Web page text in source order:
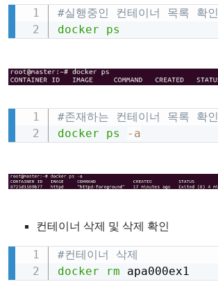
#실행중인 컨테이너 목록 확인
docker
ps
#존재하는 컨테이너 목록 확인
docker
ps -a
컨테이너 삭제 및 삭제 확인
#컨테이너 삭제
docker
rm apa000ex1